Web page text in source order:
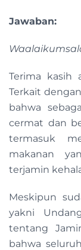
Jawaban:
Terima kasih
Terkait
bahwa
cermat dan
termasuk
makanan
terjamin
Meskipun
yakni
tentang
bahwa